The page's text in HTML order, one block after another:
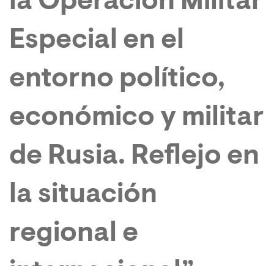
Especial en el
entorno político,
económico y militar
de Rusia. Reflejo en
la situación
regional e